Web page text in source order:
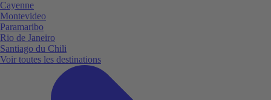
Cayenne
Montevideo
Paramaribo
Rio de Janeiro
Santiago du Chili
Voir toutes les destinations